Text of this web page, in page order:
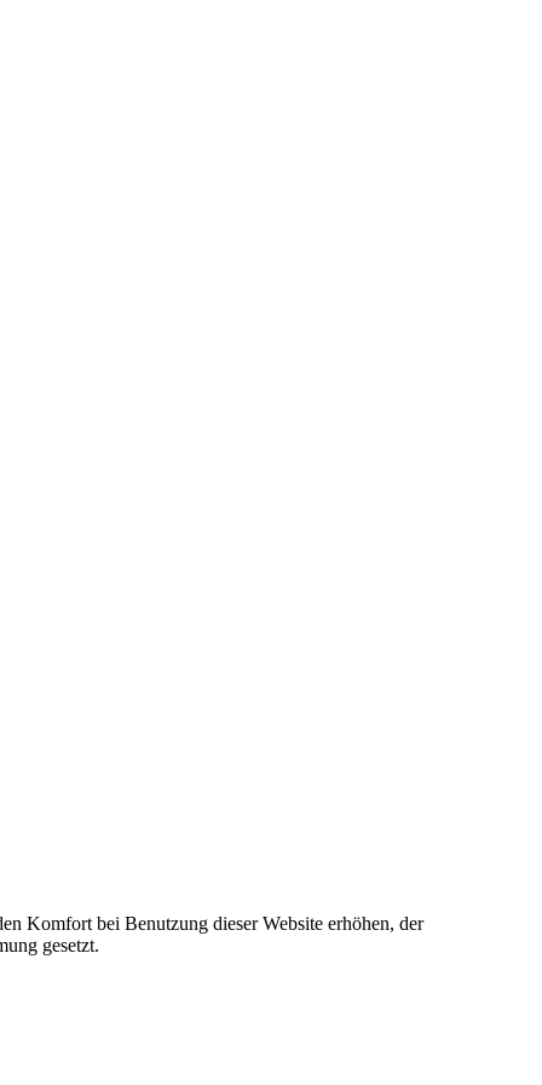
Komfort bei Benutzung dieser Website erhöhen, der
gesetzt.